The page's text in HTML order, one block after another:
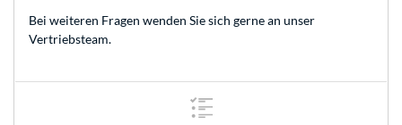
Bei weiteren Fragen wenden Sie sich gerne an unser
Vertriebsteam.